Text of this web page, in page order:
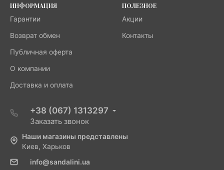
ИНФОРМАЦИЯ
Гарантии
Возврат обмен
Публичная оферта
О компании
Доставка и оплата
ПОЛЕЗНОЕ
Акции
Контакты
+38 (067) 1313297
Заказать звонок
Наши магазины представлены
Киев, Харьков
info@sandalini.ua